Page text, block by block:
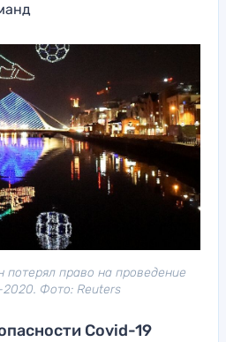
право на проведение
Фото: Reuters
Cоvid-19